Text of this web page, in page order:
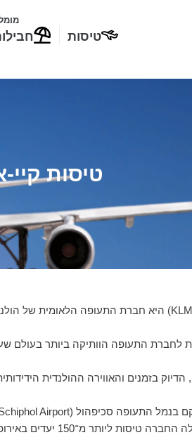
טיסות
טיסות
בזמנים והאווירה ההולנדית
באירופה, אסיה, אמריקה, אפריקה והמזרח התיכון.